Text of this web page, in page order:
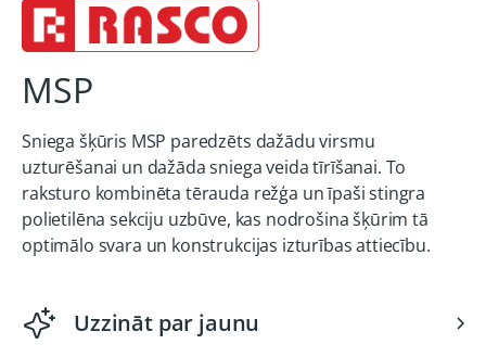
MSP
Sniega šķūris MSP paredzēts dažādu virsmu
uzturēšanai un dažāda sniega veida tīrīšanai. To
raksturo kombinēta tērauda režģa un īpaši stingra
polietilēna sekciju uzbūve, kas nodrošina šķūrim tā
optimālo svara un konstrukcijas izturības attiecību.
Uzzināt par jaunu